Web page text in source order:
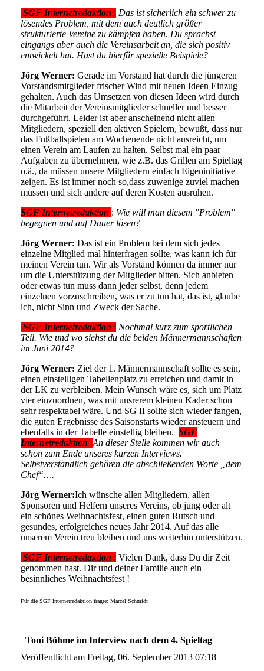
SGF Internetredaktion : Das ist sicherlich ein schwer zu
lösendes Problem, mit dem auch deutlich größer
strukturierte Vereine zu kämpfen haben. Du sprachst
eingangs aber auch die Vereinsarbeit an, die sich positiv
entwickelt hat. Hast du hierfür spezielle Beispiele?
Jörg Werner: Gerade im Vorstand hat durch die jüngeren
Vorstandsmitglieder frischer Wind mit neuen Ideen Einzug
gehalten. Auch das Umsetzen von diesen Ideen wird durch
die Mitarbeit der Vereinsmitglieder schneller und besser
durchgeführt. Leider ist aber anscheinend nicht allen
Mitgliedern, speziell den aktiven Spielern, bewußt, dass nur
das Fußballspielen am Wochenende nicht ausreicht, um
einen Verein am Laufen zu halten. Selbst mal ein paar
Aufgaben zu übernehmen, wie z.B. das Grillen am Spieltag
o.ä., da müssen unsere Mitgliedern einfach Eigeninitiative
zeigen. Es ist immer noch so,dass zuwenige zuviel machen
müssen und sich andere auf deren Kosten ausruhen.
SGF Internetredaktion : Wie will man diesem "Problem"
begegnen und auf Dauer lösen?
Jörg Werner: Das ist ein Problem bei dem sich jedes
einzelne Mitglied mal hinterfragen sollte, was kann ich für
meinen Verein tun. Wir als Vorstand können da immer nur
um die Unterstützung der Mitglieder bitten. Sich anbieten
oder etwas tun muss dann jeder selbst, denn jedem
einzelnen vorzuschreiben, was er zu tun hat, das ist, glaube
ich, nicht Sinn und Zweck der Sache.
SGF Internetredaktion : Nochmal kurz zum sportlichen
Teil. Wie und wo siehst du die beiden Männermannschaften
im Juni 2014?
Jörg Werner: Ziel der 1. Männermannschaft sollte es sein,
einen einstelligen Tabellenplatz zu erreichen und damit in
der LK zu verbleiben. Mein Wunsch wäre es, sich um Platz
vier einzuordnen, was mit unsrerem kleinen Kader schon
sehr respektabel wäre. Und SG II sollte sich wieder fangen,
die guten Ergebnisse des Saisonstarts wieder ansteuern und
ebenfalls in der Tabelle einstellig bleiben. SGF
Internetredaktion :An dieser Stelle kommen wir auch
schon zum Ende unseres kurzen Interviews.
Selbstverständlich gehören die abschließenden Worte „dem
Chef“….
Jörg Werner:Ich wünsche allen Mitgliedern, allen
Sponsoren und Helfern unseres Vereins, ob jung oder alt
ein schönes Weihnachtsfest, einen guten Rutsch und
gesundes, erfolgreiches neues Jahr 2014. Auf das alle
unserem Verein treu bleiben und uns weiterhin unterstützen.
SGF Internetredaktion : Vielen Dank, dass Du dir Zeit
genommen hast. Dir und deiner Familie auch ein
besinnliches Weihnachtsfest !
Für die SGF Internetredaktion fragte: Marcel Schmidt
Toni Böhme im Interview nach dem 4. Spieltag
Veröffentlicht am Freitag, 06. September 2013 07:18